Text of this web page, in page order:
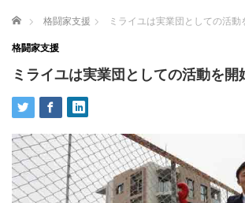
ホーム 格闘家支援 ミライユは実業団としての活動
格闘家支援
ミライユは実業団としての活動を開